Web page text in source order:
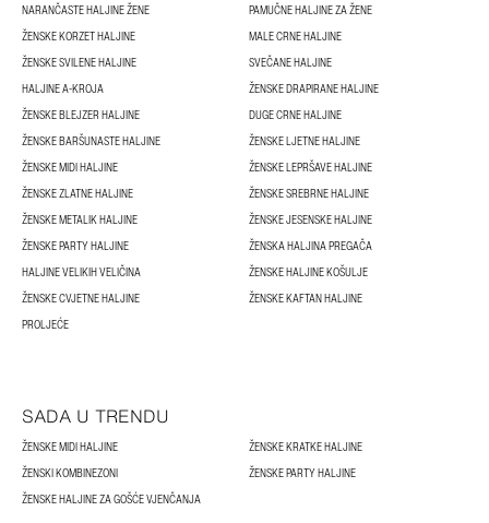
NARANČASTE HALJINE ŽENE
PAMUČNE HALJINE ZA ŽENE
ŽENSKE KORZET HALJINE
MALE CRNE HALJINE
ŽENSKE SVILENE HALJINE
SVEČANE HALJINE
HALJINE A-KROJA
ŽENSKE DRAPIRANE HALJINE
ŽENSKE BLEJZER HALJINE
DUGE CRNE HALJINE
ŽENSKE BARŠUNASTE HALJINE
ŽENSKE LJETNE HALJINE
ŽENSKE MIDI HALJINE
ŽENSKE LEPRŠAVE HALJINE
ŽENSKE ZLATNE HALJINE
ŽENSKE SREBRNE HALJINE
ŽENSKE METALIK HALJINE
ŽENSKE JESENSKE HALJINE
ŽENSKE PARTY HALJINE
ŽENSKA HALJINA PREGAČA
HALJINE VELIKIH VELIČINA
ŽENSKE HALJINE KOŠULJE
ŽENSKE CVJETNE HALJINE
ŽENSKE KAFTAN HALJINE
PROLJEĆE
SADA U TRENDU
ŽENSKE MIDI HALJINE
ŽENSKE KRATKE HALJINE
ŽENSKI KOMBINEZONI
ŽENSKE PARTY HALJINE
ŽENSKE HALJINE ZA GOŠĆE VJENČANJA